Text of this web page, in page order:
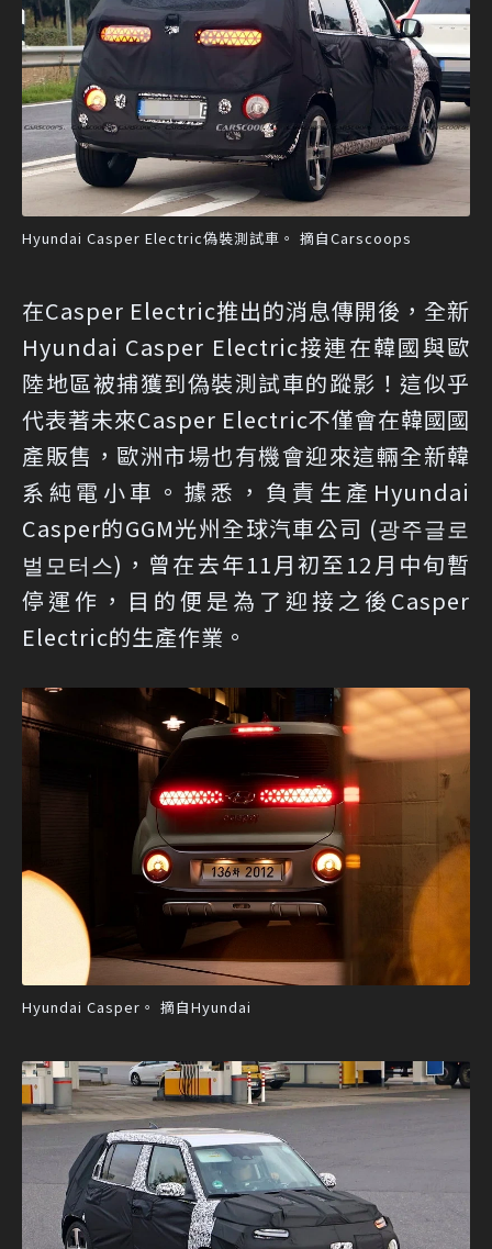
Hyundai Casper Electric偽裝測試車。 摘自Carscoops
在Casper Electric推出的消息傳開後，全新
Hyundai Casper Electric接連在韓國與歐
陸地區被捕獲到偽裝測試車的蹤影！這似乎
代表著未來Casper Electric不僅會在韓國國
產販售，歐洲市場也有機會迎來這輛全新韓
系純電小車。據悉，負責生產Hyundai
Casper的GGM光州全球汽車公司 (광주글로
벌모터스)，曾在去年11月初至12月中旬暫
停運作，目的便是為了迎接之後Casper
Electric的生產作業。
Hyundai Casper。 摘自Hyundai